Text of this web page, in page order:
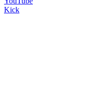
Kick